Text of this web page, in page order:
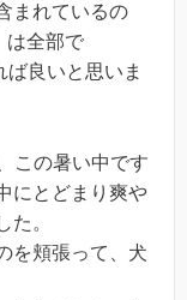
まれているの
は全部で
良いと思いま
この暑い中です
にとどまり爽や
た。
を頬張って、犬